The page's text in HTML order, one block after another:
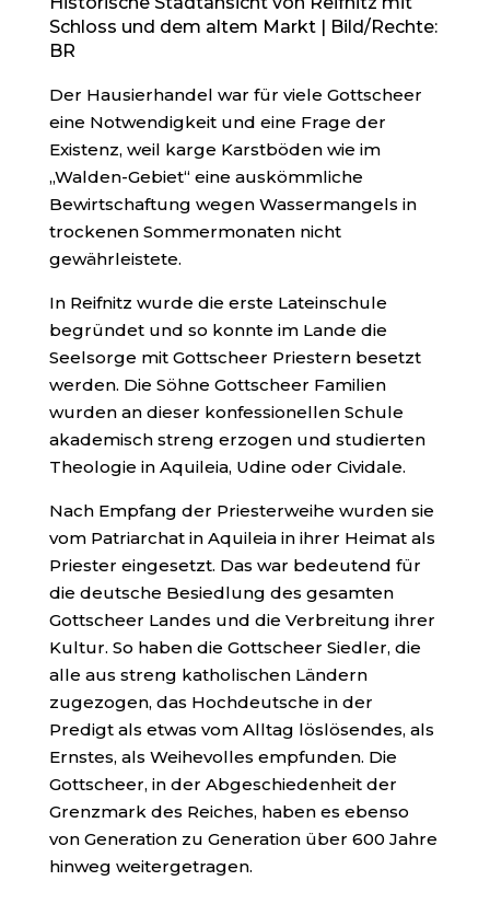
Schloss und dem altem Markt | Bild/Rechte:
BR
Der Hausierhandel war für viele Gottscheer
eine Notwendigkeit und eine Frage der
Existenz, weil karge Karstböden wie im
„Walden-Gebiet“ eine auskömmliche
Bewirtschaftung wegen Wassermangels in
trockenen Sommermonaten nicht
gewährleistete.
In Reifnitz wurde die erste Lateinschule
begründet und so konnte im Lande die
Seelsorge mit Gottscheer Priestern besetzt
werden. Die Söhne Gottscheer Familien
wurden an dieser konfessionellen Schule
akademisch streng erzogen und studierten
Theologie in Aquileia, Udine oder Cividale.
Nach Empfang der Priesterweihe wurden sie
vom Patriarchat in Aquileia in ihrer Heimat als
Priester eingesetzt. Das war bedeutend für
die deutsche Besiedlung des gesamten
Gottscheer Landes und die Verbreitung ihrer
Kultur. So haben die Gottscheer Siedler, die
alle aus streng katholischen Ländern
zugezogen, das Hochdeutsche in der
Predigt als etwas vom Alltag löslösendes, als
Ernstes, als Weihevolles empfunden. Die
Gottscheer, in der Abgeschiedenheit der
Grenzmark des Reiches, haben es ebenso
von Generation zu Generation über 600 Jahre
hinweg weitergetragen.